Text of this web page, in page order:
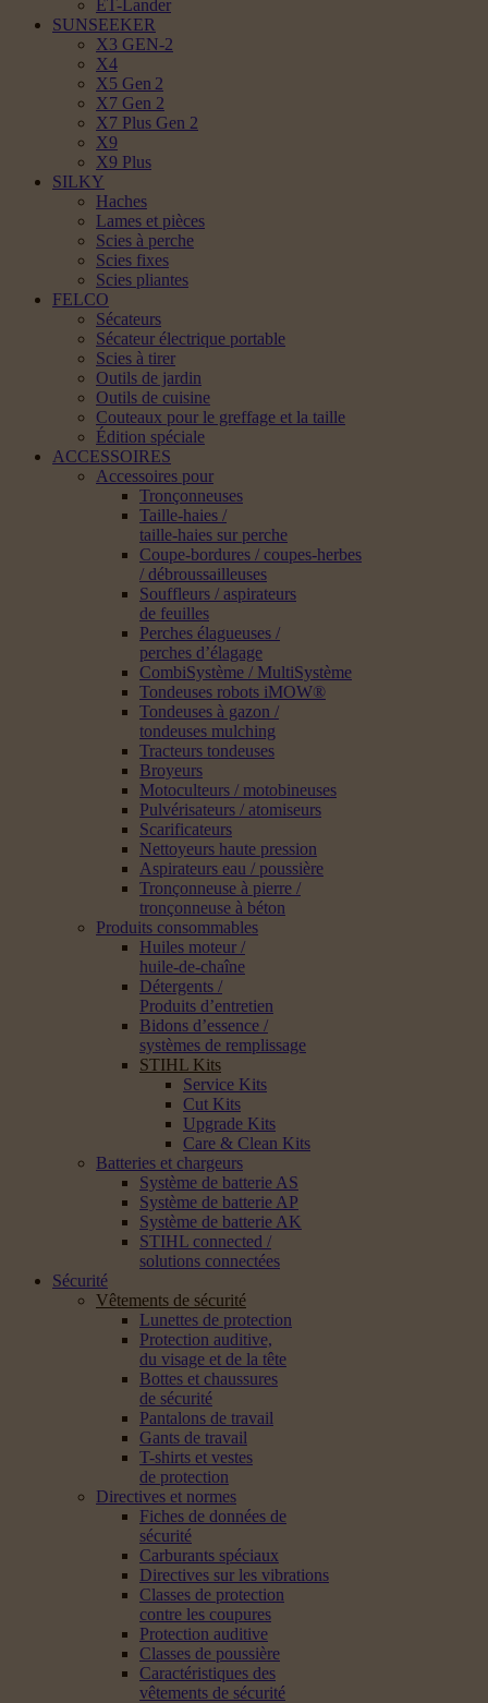
ET-Lander
SUNSEEKER
X3 GEN-2
X4
X5 Gen 2
X7 Gen 2
X7 Plus Gen 2
X9
X9 Plus
SILKY
Haches
Lames et pièces
Scies à perche
Scies fixes
Scies pliantes
FELCO
Sécateurs
Sécateur électrique portable
Scies à tirer
Outils de jardin
Outils de cuisine
Couteaux pour le greffage et la taille
Édition spéciale
ACCESSOIRES
Accessoires pour
Tronçonneuses
Taille-haies /
taille-haies sur perche
Coupe-bordures / coupes-herbes
/ débroussailleuses
Souffleurs / aspirateurs
de feuilles
Perches élagueuses /
perches d’élagage
CombiSystème / MultiSystème
Tondeuses robots iMOW®
Tondeuses à gazon /
tondeuses mulching
Tracteurs tondeuses
Broyeurs
Motoculteurs / motobineuses
Pulvérisateurs / atomiseurs
Scarificateurs
Nettoyeurs haute pression
Aspirateurs eau / poussière
Tronçonneuse à pierre /
tronçonneuse à béton
Produits consommables
Huiles moteur /
huile-de-chaîne
Détergents /
Produits d’entretien
Bidons d’essence /
systèmes de remplissage
STIHL Kits
Service Kits
Cut Kits
Upgrade Kits
Care & Clean Kits
Batteries et chargeurs
Système de batterie AS
Système de batterie AP
Système de batterie AK
STIHL connected /
solutions connectées
Sécurité
Vêtements de sécurité
Lunettes de protection
Protection auditive,
du visage et de la tête
Bottes et chaussures
de sécurité
Pantalons de travail
Gants de travail
T-shirts et vestes
de protection
Directives et normes
Fiches de données de
sécurité
Carburants spéciaux
Directives sur les vibrations
Classes de protection
contre les coupures
Protection auditive
Classes de poussière
Caractéristiques des
vêtements de sécurité